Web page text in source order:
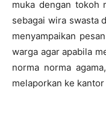
muka dengan tokoh
sebagai wira swasta
menyampaikan
warga agar apabila
norma norma
melaporkan ke